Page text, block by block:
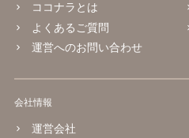
ココナラとは
よくあるご質問
運営へのお問い合わせ
会社情報
運営会社